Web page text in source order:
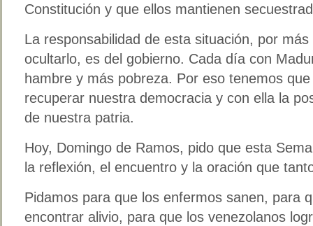
Constitución y que ellos mantienen
La responsabilidad de esta situación, por
ocultarlo, es del gobierno. Cada día con
hambre y más pobreza. Por eso tenemos
recuperar nuestra democracia y con ella la
de nuestra patria.
Hoy, Domingo de Ramos, pido que esta
la reflexión, el encuentro y la oración que
Pidamos para que los enfermos sanen, para
encontrar alivio, para que los venezolanos